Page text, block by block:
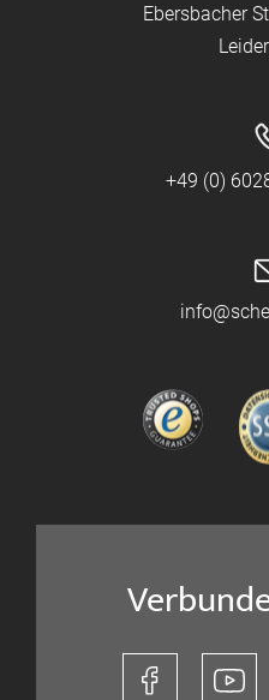
Ebersbacher
+49 (0)